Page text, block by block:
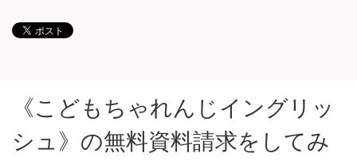
《こどもちゃれんじイングリッ
シュ》の無料資料請求をしてみ